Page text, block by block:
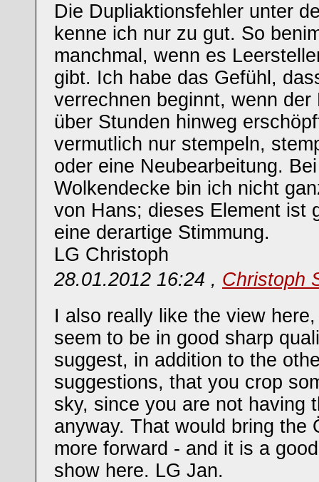
Die Dupliaktionsfehler unter
kenne ich nur zu gut. So
manchmal, wenn es
gibt. Ich habe das Gefühl,
verrechnen beginnt, wenn der
über Stunden hinweg
vermutlich nur stempeln,
oder eine Neubearbeitung.
Wolkendecke bin ich nicht
von Hans; dieses Element ist
eine derartige Stimmung.
LG Christoph
28.01.2012 16:24 , Christoph
I also really like the view
seem to be in good sharp
suggest, in addition to the
suggestions, that you crop
sky, since you are not having
anyway. That would bring the
more forward - and it is a
show here. LG Jan.